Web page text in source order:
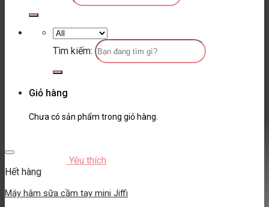
Tìm kiếm:
Giỏ hàng
Chưa có sản phẩm trong giỏ hàng.
Yêu thích
Hết hàng
Máy hâm sữa cầm tay mini Jiffi